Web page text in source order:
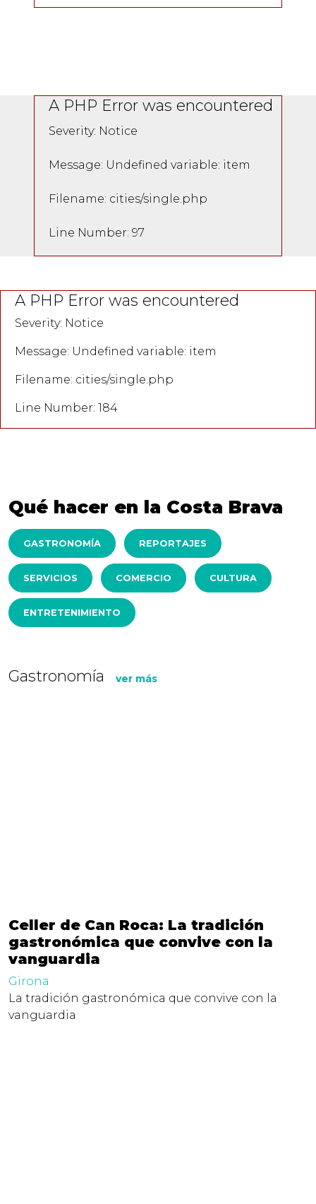
A PHP Error was encountered
Severity: Notice
Message: Undefined variable: item
Filename: cities/single.php
Line Number: 97
A PHP Error was encountered
Severity: Notice
Message: Undefined variable: item
Filename: cities/single.php
Line Number: 184
Qué hacer en la Costa Brava
GASTRONOMÍA REPORTAJES
SERVICIOS COMERCIO CULTURA
ENTRETENIMIENTO
Gastronomía ver más
Celler de Can Roca: La tradición
gastronómica que convive con la
vanguardia
Girona
La tradición gastronómica que convive con la
vanguardia